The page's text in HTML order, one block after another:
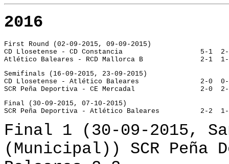
2016
First Round (02-09-2015, 09-09-2015)
CD Llosetense - CD Constancia
Atlético
Semifinals (16-09-2015, 23-09-2015)
CD
SCR Peña Deportiva - CE Mercadal
Final (30-09-2015, 07-10-2015)
Final 1 (30-09-2015,
(Municipal)) SCR